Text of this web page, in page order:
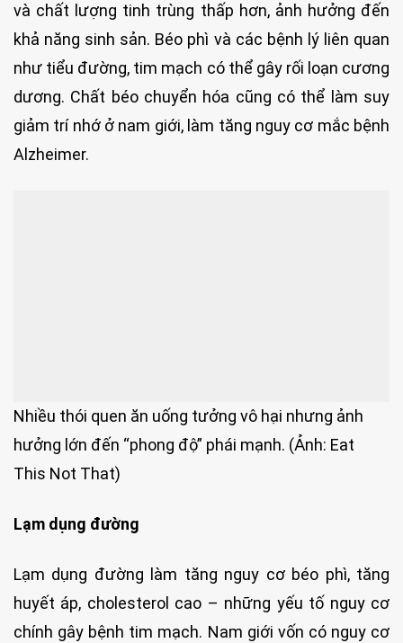
và chất lượng tinh trùng thấp hơn, ảnh hưởng đến
khả năng sinh sản. Béo phì và các bệnh lý liên quan
như tiểu đường, tim mạch có thể gây rối loạn cương
dương. Chất béo chuyển hóa cũng có thể làm suy
giảm trí nhớ ở nam giới, làm tăng nguy cơ mắc bệnh
Alzheimer.
Nhiều thói quen ăn uống tưởng vô hại nhưng ảnh
hưởng lớn đến “phong độ” phái mạnh. (Ảnh: Eat
This Not That)
Lạm dụng đường
Lạm dụng đường làm tăng nguy cơ béo phì, tăng
huyết áp, cholesterol cao – những yếu tố nguy cơ
chính gây bệnh tim mạch. Nam giới vốn có nguy cơ